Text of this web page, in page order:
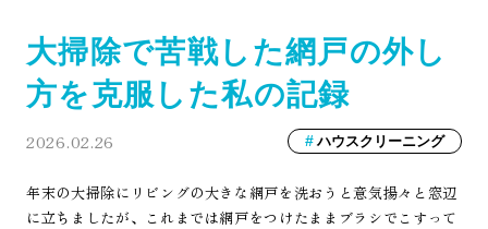
大掃除で苦戦した網戸の外し
方を克服した私の記録
2026.02.26 ハウスクリーニング
年末の大掃除にリビングの大きな網戸を洗おうと意気揚々と窓辺
に立ちましたが、これまでは網戸をつけたままブラシでこすって